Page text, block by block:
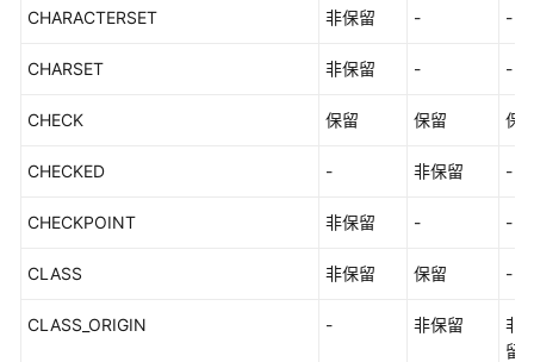
Compatibility
发
南
10.x）
CHARACTERSET 非保留 - -
CHARSET 非保留 - -
CHECK 保留 保留 保
CHECKED - 非保留 -
CHECKPOINT 非保留 - -
CLASS 非保留 保留 -
CLASS_ORIGIN - 非保留
非
留